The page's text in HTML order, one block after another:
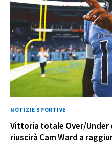
NOTIZIE SPORTIVE
Vittoria totale Over/Under
riuscirà Cam Ward a